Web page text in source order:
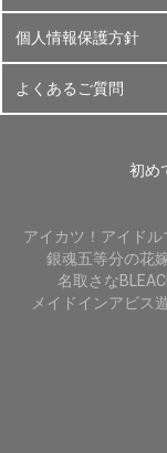
個人情報保護方針
よくあるご質問
初め
アイカツ！ アイドル
銀魂五等分の花
名取さな
メイドインアビス